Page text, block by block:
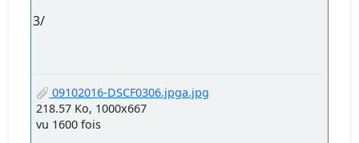
3/
09102016-DSCF0306.jpga.jpg
218.57 Ko, 1000x667
vu 1600 fois